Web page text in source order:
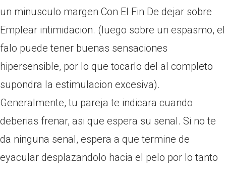
un minusculo margen Con El Fin De dejar sobre
Emplear intimidacion. (luego sobre un espasmo, el
falo puede tener buenas sensaciones
hipersensible, por lo que tocarlo del al completo
supondra la estimulacion excesiva).
Generalmente, tu pareja te indicara cuando
deberias frenar, asi que espera su senal. Si no te
da ninguna senal, espera a que termine de
eyacular desplazandolo hacia el pelo por lo tanto